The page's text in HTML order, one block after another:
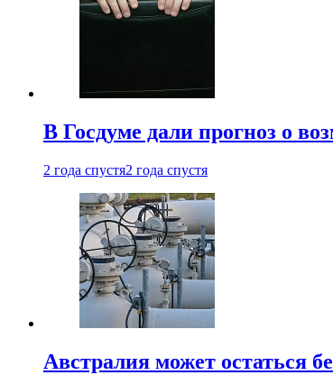
В Госдуме дали прогноз о
2 года спустя2 года спустя
Австралия может остаться